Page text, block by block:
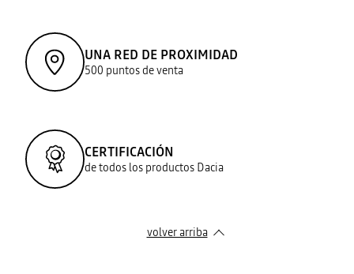
UNA RED DE PROXIMIDAD
500 puntos de venta
CERTIFICACIÓN
de todos los productos Dacia
volver arriba